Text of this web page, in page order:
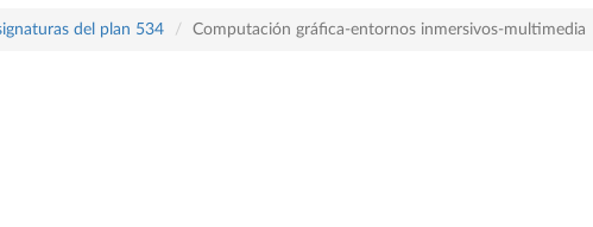
del plan 534 Computación gráfica-entornos inmersivos-multimedia